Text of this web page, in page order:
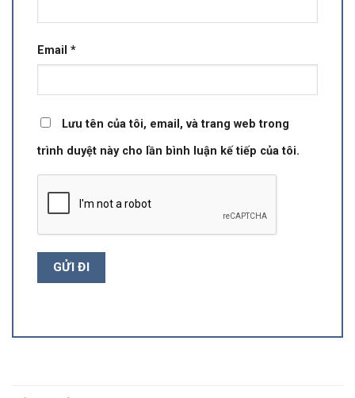
Email *
Lưu tên của tôi, email, và trang web trong
trình duyệt này cho lần bình luận kế tiếp của tôi.